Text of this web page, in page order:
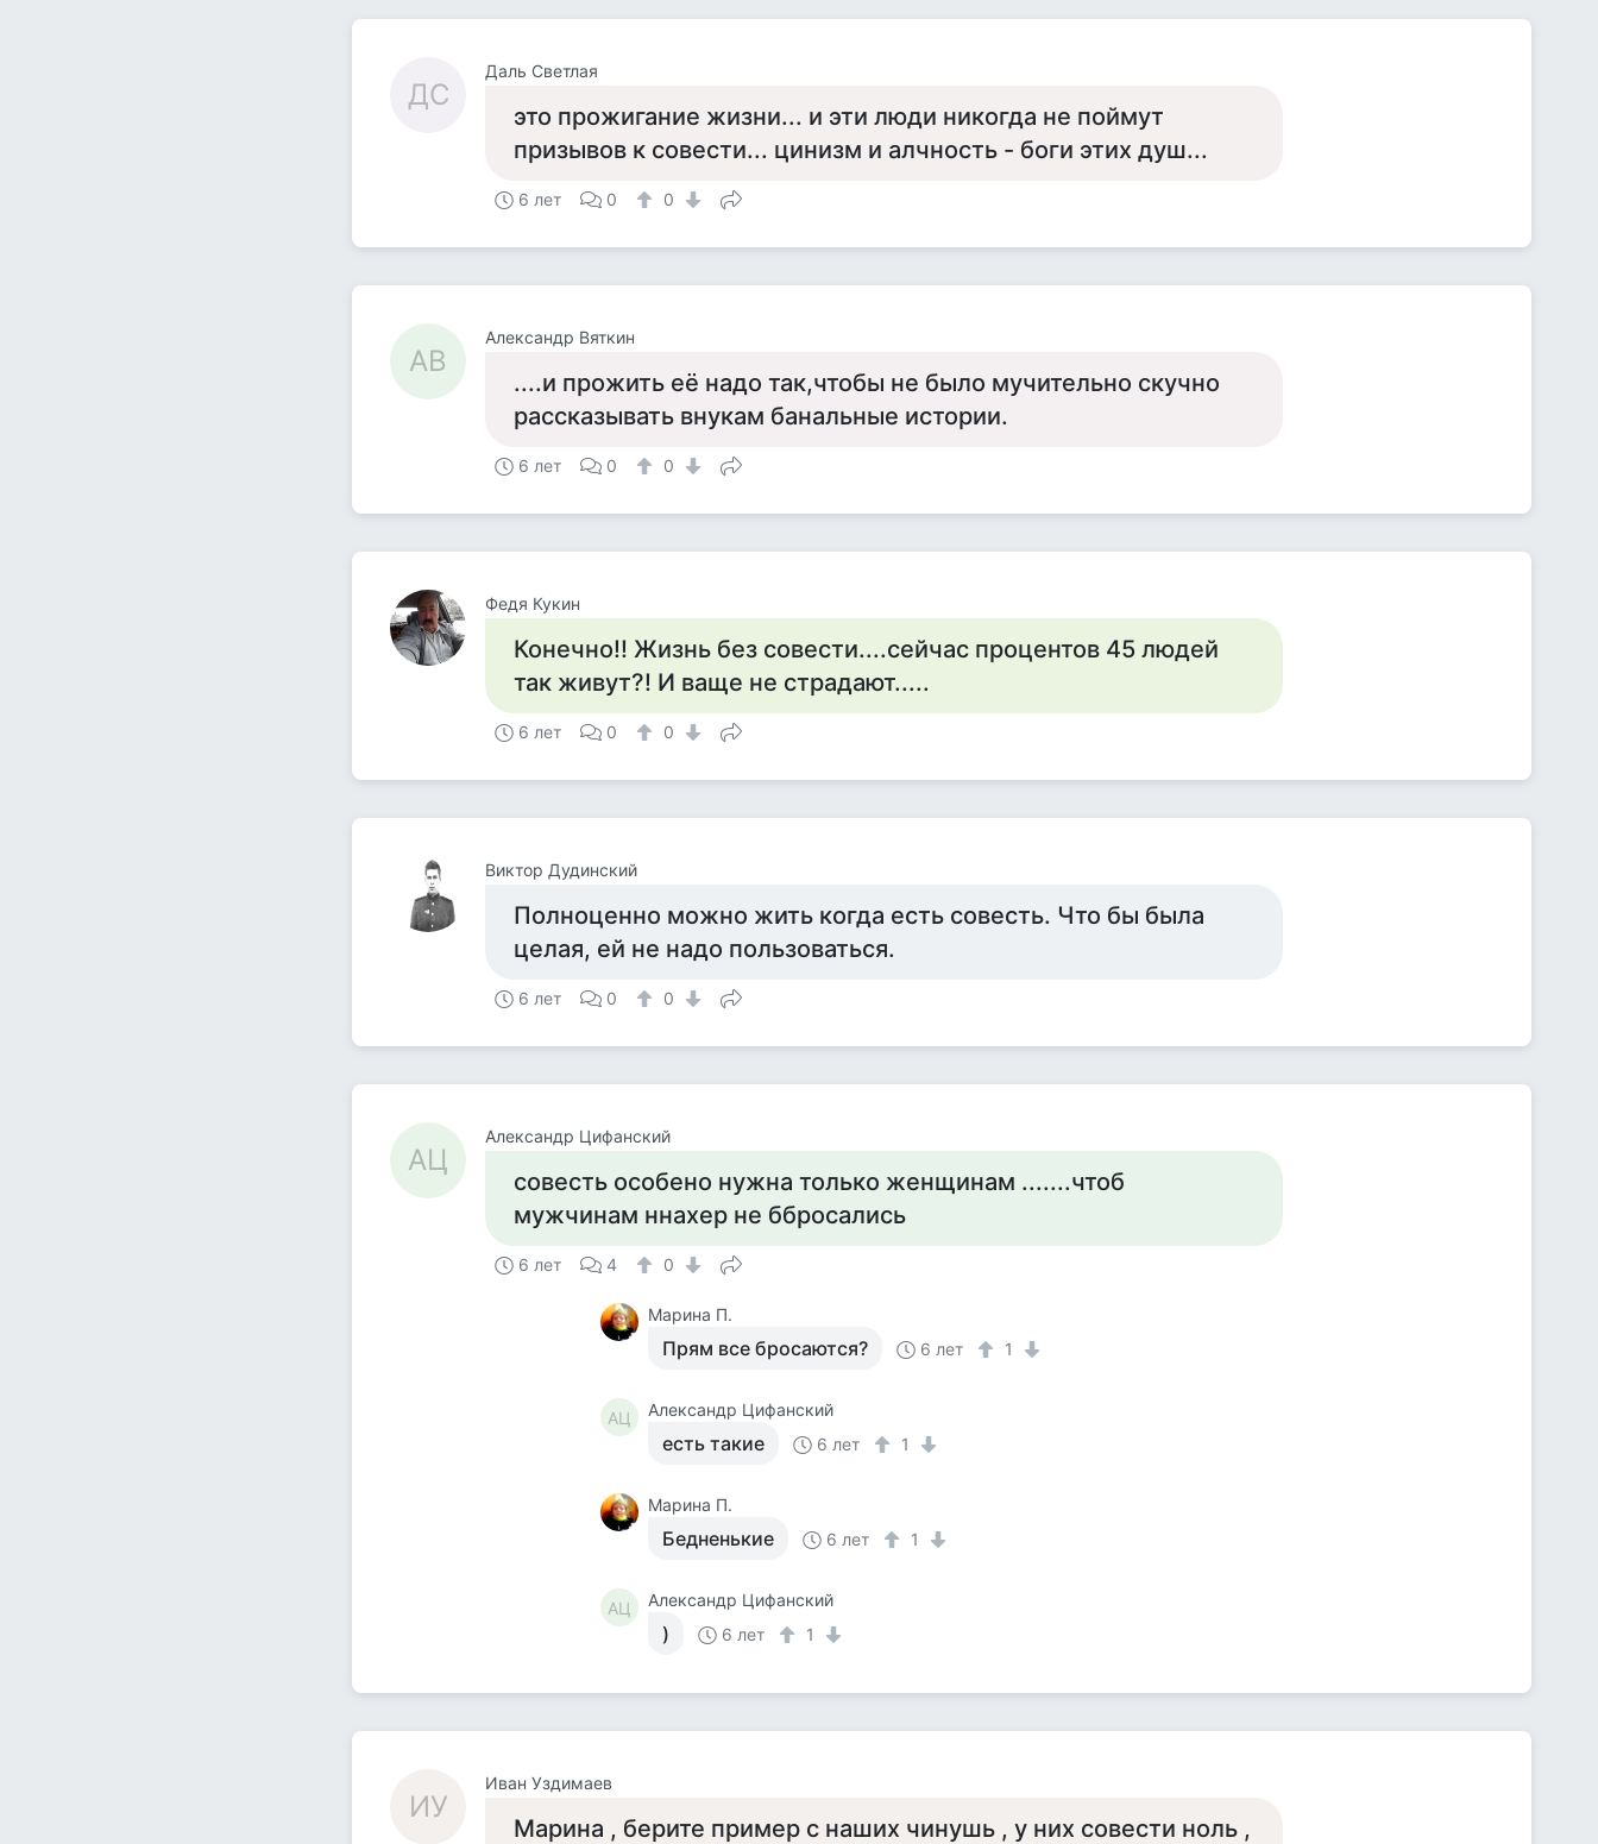
ДС
Даль Светлая
это прожигание жизни... и эти люди никогда не поймут
призывов к совести... цинизм и алчность - боги этих душ...
6 лет 0 0
АВ
Александр Вяткин
....и прожить её надо так,чтобы не было мучительно скучно
рассказывать внукам банальные истории.
6 лет 0 0
Федя Кукин
Конечно!! Жизнь без совести....сейчас процентов 45 людей
так живут?! И ваще не страдают.....
6 лет 0 0
Виктор Дудинский
Полноценно можно жить когда есть совесть. Что бы была
целая, ей не надо пользоваться.
6 лет 0 0
АЦ
Александр Цифанский
совесть особено нужна только женщинам .......чтоб
мужчинам ннахер не ббросались
6 лет 4 0
Марина П.
Прям все бросаются? 6 лет 1
АЦ Александр Цифанский
есть такие 6 лет 1
Марина П.
Бедненькие 6 лет 1
АЦ Александр Цифанский
) 6 лет 1
ИУ
Иван Уздимаев
Марина , берите пример с наших чинушь , у них совести ноль ,